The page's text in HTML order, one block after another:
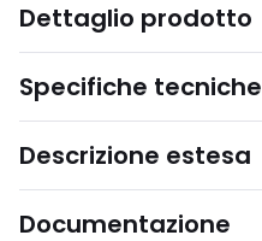
Dettaglio prodotto
Specifiche tecniche
Descrizione estesa
Documentazione